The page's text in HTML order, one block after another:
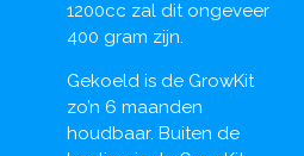
1200cc zal dit ongeveer
400 gram zijn.
Gekoeld is de GrowKit
zo’n 6 maanden
houdbaar. Buiten de